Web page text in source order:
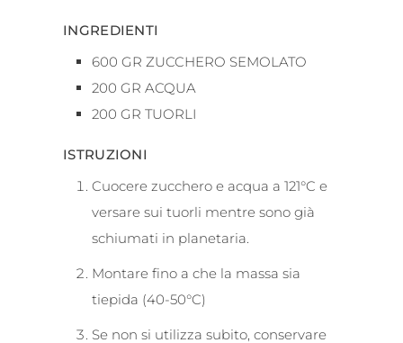
INGREDIENTI
600 GR ZUCCHERO SEMOLATO
200 GR ACQUA
200 GR TUORLI
ISTRUZIONI
Cuocere zucchero e acqua a 121°C e
versare sui tuorli mentre sono già
schiumati in planetaria.
Montare fino a che la massa sia
tiepida (40-50°C)
Se non si utilizza subito, conservare